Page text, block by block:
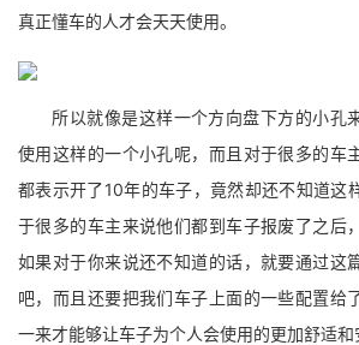
真正懂车的人才会天天使用。
所以就像是这样一个方向盘下方的小孔
使用这样的一个小孔呢，而且对于很多的车
都表示开了10年的车子，竟然却还不知道这
于很多的车主来说他们都到车子报废了之后
如果对于你来说还不知道的话，就要通过这
吧，而且还要把我们车子上面的一些配置给
一来才能够让车子为个人会使用的更加舒适和